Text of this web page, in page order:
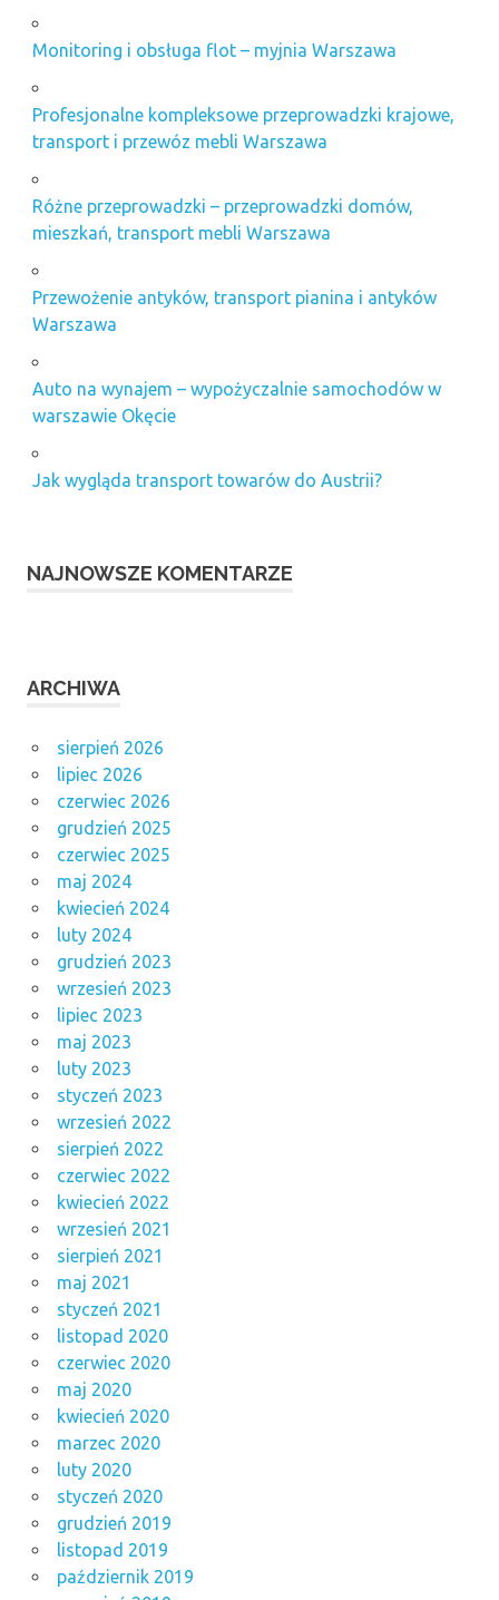
Monitoring i obsługa flot – myjnia Warszawa
Profesjonalne kompleksowe przeprowadzki krajowe,
transport i przewóz mebli Warszawa
Różne przeprowadzki – przeprowadzki domów,
mieszkań, transport mebli Warszawa
Przewożenie antyków, transport pianina i antyków
Warszawa
Auto na wynajem – wypożyczalnie samochodów w
warszawie Okęcie
Jak wygląda transport towarów do Austrii?
NAJNOWSZE KOMENTARZE
ARCHIWA
sierpień 2026
lipiec 2026
czerwiec 2026
grudzień 2025
czerwiec 2025
maj 2024
kwiecień 2024
luty 2024
grudzień 2023
wrzesień 2023
lipiec 2023
maj 2023
luty 2023
styczeń 2023
wrzesień 2022
sierpień 2022
czerwiec 2022
kwiecień 2022
wrzesień 2021
sierpień 2021
maj 2021
styczeń 2021
listopad 2020
czerwiec 2020
maj 2020
kwiecień 2020
marzec 2020
luty 2020
styczeń 2020
grudzień 2019
listopad 2019
październik 2019